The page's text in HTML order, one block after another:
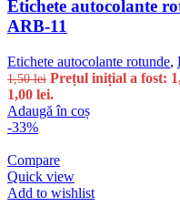
Etichete autocolante
ARB-11
Etichete autocolante rotunde,
1,50lei Prețul inițial a fost:
1,00 lei.
Adaugă în coș
-33%
Compare
Quick view
Add to wishlist